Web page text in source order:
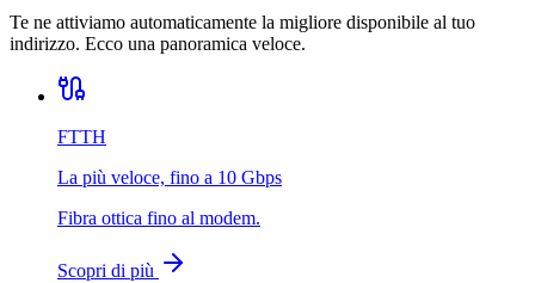
Te ne attiviamo automaticamente la migliore disponibile al tuo
indirizzo. Ecco una panoramica veloce.
FTTH
La più veloce, fino a 10 Gbps
Fibra ottica fino al modem.
Scopri di più